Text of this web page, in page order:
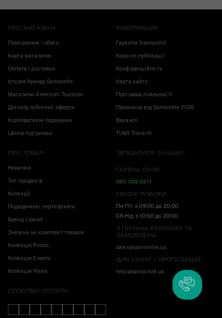
ПРО МАГАЗИН:
Повернення і обмін
Карта магазинів
Оплата і доставка
Історія бренду Samsonite
Магазини American Tourister
Договір публічної оферти
Корпоративні подарунки
Центр підтримки
ІНФОРМАЦІЯ:
Гарантія Samsonite
Корисні публікації
Конфіденційність
Карта сайту
Програма лояльності
Промокод від Samsonite 2026
Вакансії
TUMI Tracer®
ПРО ТОВАР:
Новинки
Топ продажів
Колекції
Подарункові сертифікати
Бренд Lipault
Знижка на комплект товарів
Колекція Proxis
Колекція Essens
Колекція Nexis
ЗВ'ЯЗАТИСЯ З НАМИ:
ГАРЯЧА ЛІНІЯ
080 033 0371
ГРАФІК РОБОТИ
Пн-Пт: з 09:00 до 20:00
Сб-Нд: з 10:00 до 20:00
З ПИТАНЬ РЕКЛАМИ ТА
ЗАМОВЛЕНЬ
sales@samsonite.ua
ДЛЯ СКАРГ І ПРОПОЗИЦІЙ
help@samsonite.ua
СПОСОБИ ОПЛАТИ